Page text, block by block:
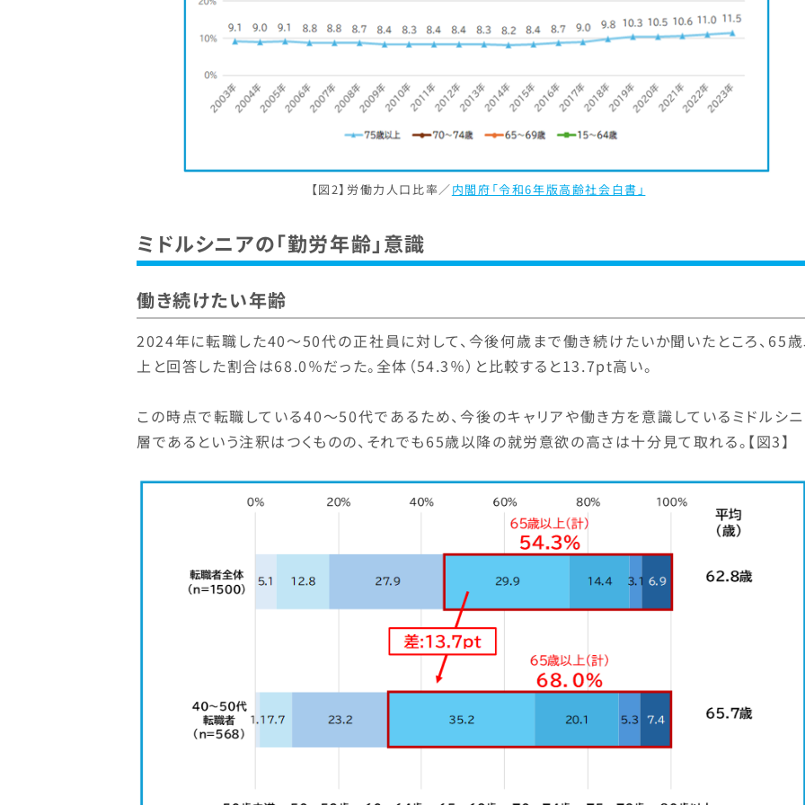
【図2】労働力人口比率／内閣府「令和6年版高齢社会白書」
ミドルシニアの「勤労年齢」意識
働き続けたい年齢
2024年に転職した40～50代の正社員に対して、今後何歳まで働き続けたいか聞いたところ、65
上と回答した割合は68.0％だった。全体（54.3％）と比較すると13.7pt高い。
この時点で転職している40～50代であるため、今後のキャリアや働き方を意識しているミドルシ
層であるという注釈はつくものの、それでも65歳以降の就労意欲の高さは十分見て取れる。【図3】